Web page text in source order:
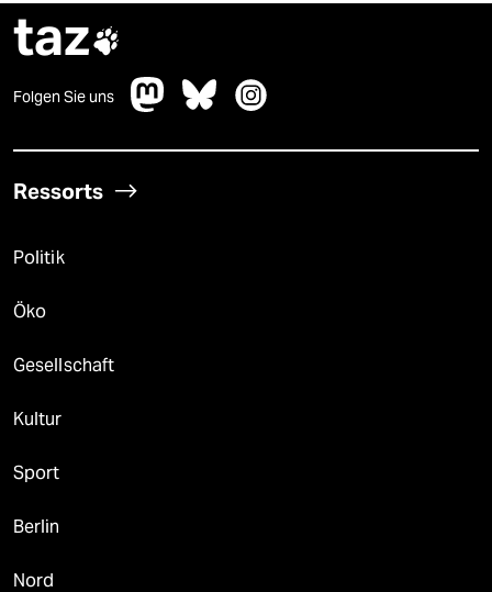
taz
Folgen Sie uns
Ressorts
Politik
Öko
Gesellschaft
Kultur
Sport
Berlin
Nord